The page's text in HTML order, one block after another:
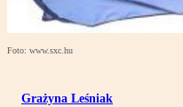
Foto: www.sxc.hu
Grażyna Leśniak